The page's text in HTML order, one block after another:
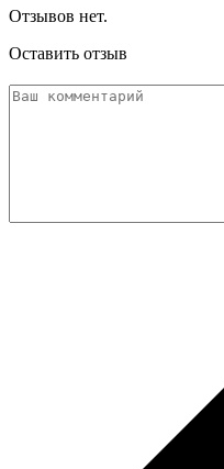
Отзывов нет.
Оставить отзыв